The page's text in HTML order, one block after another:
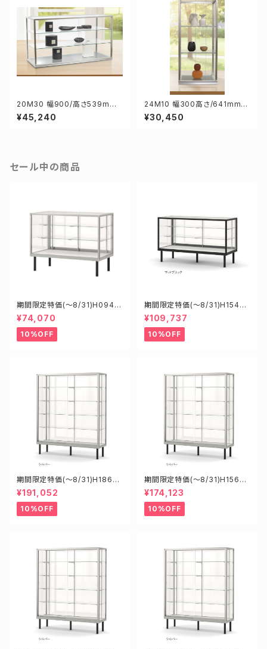
20M30 幅900/高さ539mm
業務用 ガラスケース ショーケー
ス コレクションケース ディスプ
¥45,240
24M10 幅300高さ/641mm
業務用 ガラスケース ショーケー
ス コレクションケース ディスプ
¥30,450
セール中の商品
期間限定特価(～8/31)H0945
0S W900D450H900mm 新
型業務用ガラスケース ショーケ
ース
¥74,070
10%OFF
期間限定特価(～8/31)H15450
B W1500D450H900mm 新
型業務用ガラスケース ショーケ
ース
¥109,737
10%OFF
期間限定特価(～8/31)H1860
8S W1800D6000H1800mm
新型業務用ガラスケース ショー
ケース
¥191,052
10%OFF
期間限定特価(～8/31)H15608
S W1500D600H1800mm 新
型業務用ガラスケース ショーケ
ース
¥174,123
10%OFF